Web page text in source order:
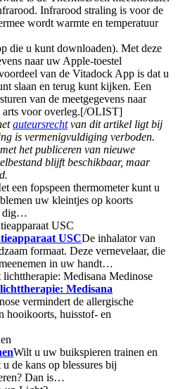
Infrarood straling is voor de
wordt warmte en temperatuur
die u kunt downloaden). Met deze
naar uw Apple-toestel
van de Vitadock App is dat u
slaan en terug kunt kijken. Een
van de meetgegevens naar
arts voor overleg.[/OLIST]
auteursrechtvan dit artikel ligt bij
is vermenigvuldiging verboden.
het publiceren van nieuwe
blijft beschikbaar, maar
een fopspeen thermometer kunt u
uw kleintjes op koorts
dig…
USCDe inhalator van
formaat. Deze vernevelaar, die
in uw handt…
Medisana
vermindert de allergische
hooikoorts, huisstof- en
Wilt u uw buikspieren trainen en
de kans op blessures bij
Dan is…